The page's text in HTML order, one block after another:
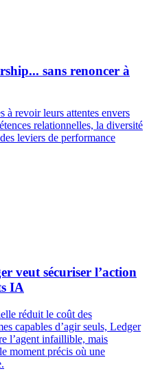
sans renoncer à
à revoir leurs attentes envers
relationnelles, la diversité
leviers de performance
veut sécuriser l’action
IA
réduit le coût des
capables d’agir seuls, Ledger
l’agent infaillible, mais
moment précis où une